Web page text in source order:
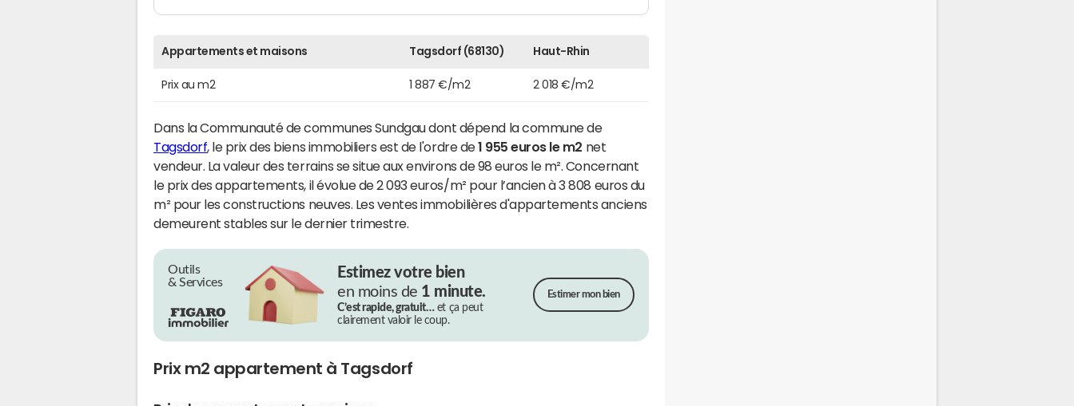
Appartements et maisons Tagsdorf (68130) Haut-Rhin
Prix au m2 1 887 €/m2 2 018 €/m2
Dans la Communauté de communes Sundgau dont dépend la commune de
Tagsdorf, le prix des biens immobiliers est de l'ordre de1 955 euros le m2 net
vendeur. La valeur des terrains se situe aux environs de 98 euros le m². Concernant
le prix des appartements, il évolue de 2 093 euros/m² pour l’ancien à 3 808 euros du
m² pour les constructions neuves. Les ventes immobilières d'appartements anciens
demeurent stables sur le dernier trimestre.
Outils
& Services
Estimez votre bien
en moins de 1 minute.
C’est rapide, gratuit…et ça peut
clairement valoir le coup.
Estimer mon bien
Prix m2 appartement à Tagsdorf